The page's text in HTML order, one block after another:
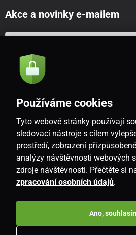
Akce a novinky e-mailem
Souhlasím se
CZ
Používáme cookies
Tyto webové stránky používají
sledovací nástroje s cílem
prostředí, zobrazení
analýzy návštěvnosti webových
zdroje návštěvnosti. Přečtěte si
zpracování osobních údajů.
Ano,